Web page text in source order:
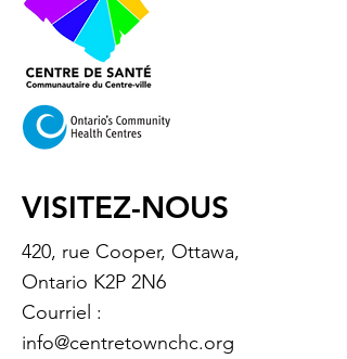
VISITEZ-NOUS
420, rue Cooper, Ottawa,
Ontario K2P 2N6
Courriel :
info@centretownchc.org